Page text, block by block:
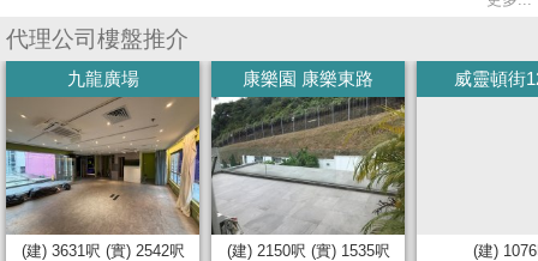
代理公司樓盤推介
九龍廣場
(建) 3631呎 (實) 2542呎
康樂園 康樂東路
(建) 2150呎 (實) 1535呎
威靈頓街
(建)